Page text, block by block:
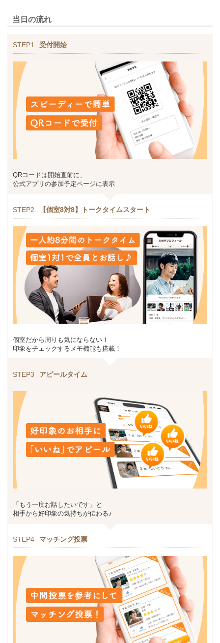
当日の流れ
STEP1 受付開始
QRコードは開始直前に、
公式アプリの参加予定ページに表示
STEP2 【個室8対8】トークタイムスタート
個室だから周りも気にならない！
印象をチェックするメモ機能も搭載！
STEP3 アピールタイム
「もう一度お話したいです」と
相手から好印象の気持ちが伝わる♪
STEP4 マッチング投票